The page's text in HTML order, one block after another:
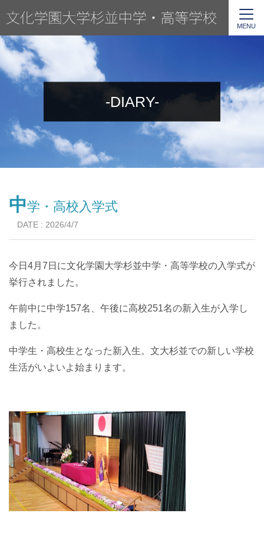
MENU
-DIARY-
中学・高校入学式
DATE : 2026/4/7
今日4月7日に文化学園大学杉並中学・高等学校の入学式が
挙行されました。
午前中に中学157名、午後に高校251名の新入生が入学し
ました。
中学生・高校生となった新入生。文大杉並での新しい学校
生活がいよいよ始まります。